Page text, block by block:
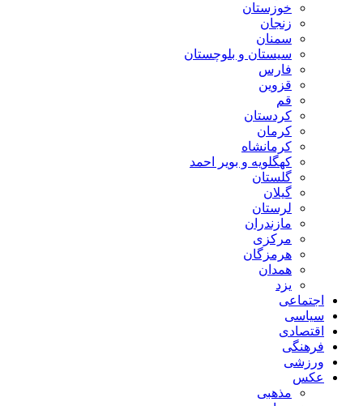
خوزستان
زنجان
سمنان
سیستان و بلوچستان
فارس
قزوین
قم
کردستان
کرمان
کرمانشاه
کهگلویه و بویر احمد
گلستان
گیلان
لرستان
مازندران
مرکزی
هرمزگان
همدان
یزد
اجتماعی
سیاسی
اقتصادی
فرهنگی
ورزشی
عکس
مذهبی